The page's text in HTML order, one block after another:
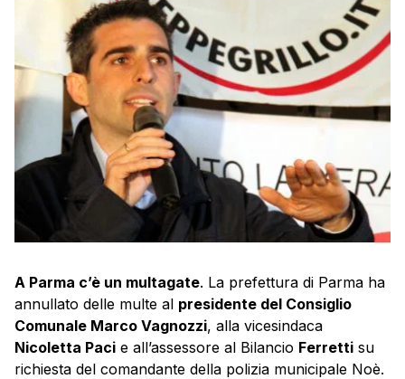
A Parma c’è un multagate. La prefettura di Parma ha
annullato delle multe al presidente del Consiglio
Comunale Marco Vagnozzi, alla vicesindaca
Nicoletta Paci e all’assessore al Bilancio Ferretti su
richiesta del comandante della polizia municipale Noè.